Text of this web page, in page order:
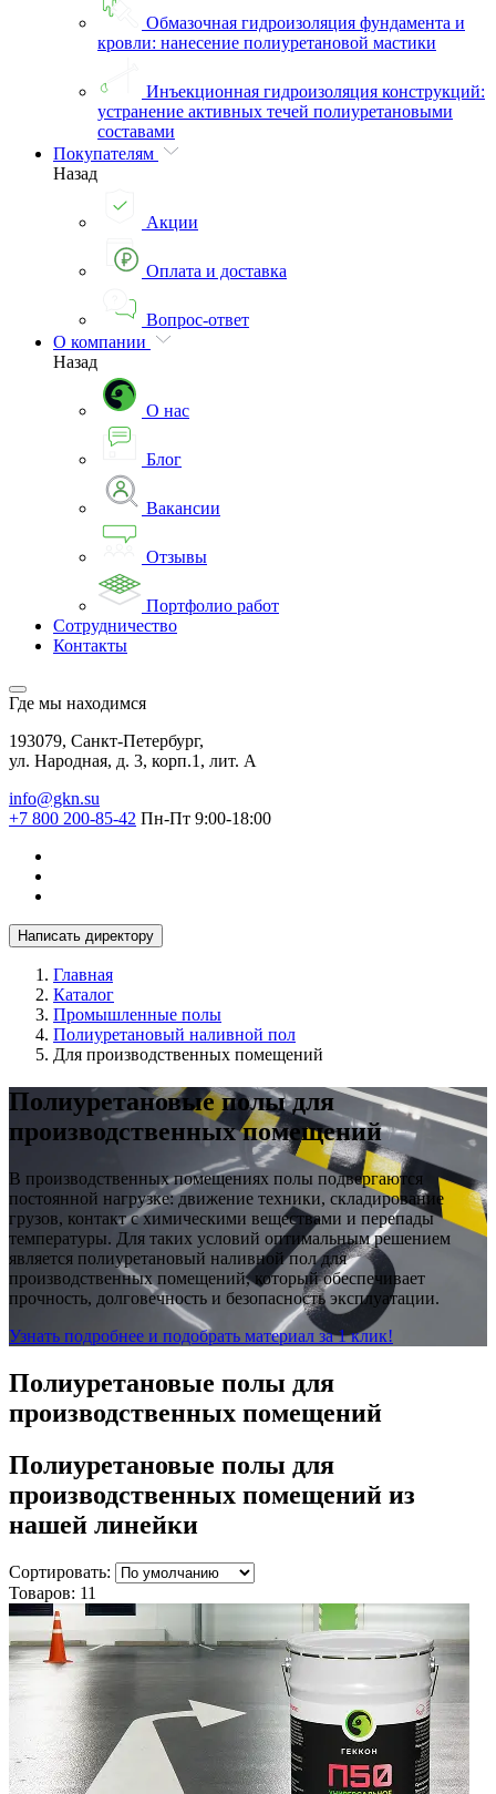
Обмазочная гидроизоляция фундамента и
кровли: нанесение полиуретановой мастики
Инъекционная гидроизоляция конструкций:
устранение активных течей полиуретановыми
составами
Покупателям
Назад
Акции
Оплата и доставка
Вопрос-ответ
О компании
Назад
О нас
Блог
Вакансии
Отзывы
Портфолио работ
Сотрудничество
Контакты
Где мы находимся
193079, Санкт-Петербург,
ул. Народная, д. 3, корп.1, лит. А
info@gkn.su
+7 800 200-85-42 Пн-Пт 9:00-18:00
Написать директору
Главная
Каталог
Промышленные полы
Полиуретановый наливной пол
Для производственных помещений
Полиуретановые полы для
производственных помещений
В производственных помещениях полы подвергаются
постоянной нагрузке: движение техники, складирование
грузов, контакт с химическими веществами и перепады
температуры. Для таких условий оптимальным решением
является полиуретановый наливной пол для
производственных помещений, который обеспечивает
прочность, долговечность и безопасность эксплуатации.
Узнать подробнее и подобрать материал за 1 клик!
Полиуретановые полы для
производственных помещений
Полиуретановые полы для
производственных помещений из
нашей линейки
Сортировать:
Товаров: 11